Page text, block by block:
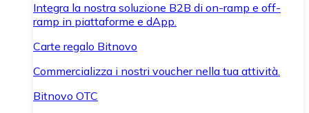
Integra la nostra soluzione B2B di on-ramp e off-
ramp in piattaforme e dApp.
Carte regalo Bitnovo
Commercializza i nostri voucher nella tua attività.
Bitnovo OTC